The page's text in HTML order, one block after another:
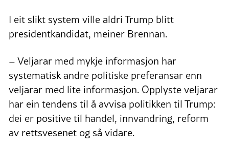
I eit slikt system ville aldri Trump blitt
presidentkandidat, meiner Brennan.
– Veljarar med mykje informasjon har
systematisk andre politiske preferansar enn
veljarar med lite informasjon. Opplyste veljarar
har ein tendens til å avvisa politikken til Trump:
dei er positive til handel, innvandring, reform
av rettsvesenet og så vidare.